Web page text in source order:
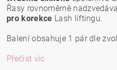
Řasy rovnoměrně
pro korekce Lash liftingu.
Balení obsahuje 1 pár dle
Přečíst víc